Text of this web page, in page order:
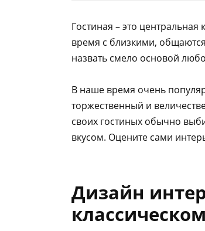
Гостиная – это
время с близкими,
назвать смело основой
В наше время очень
торжественный и
своих гостиных обычно
вкусом. Оцените сами
Дизайн